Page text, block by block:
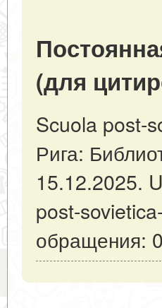
(для
Scuola post-
Рига:
15.12.2025.
post-
обращения: